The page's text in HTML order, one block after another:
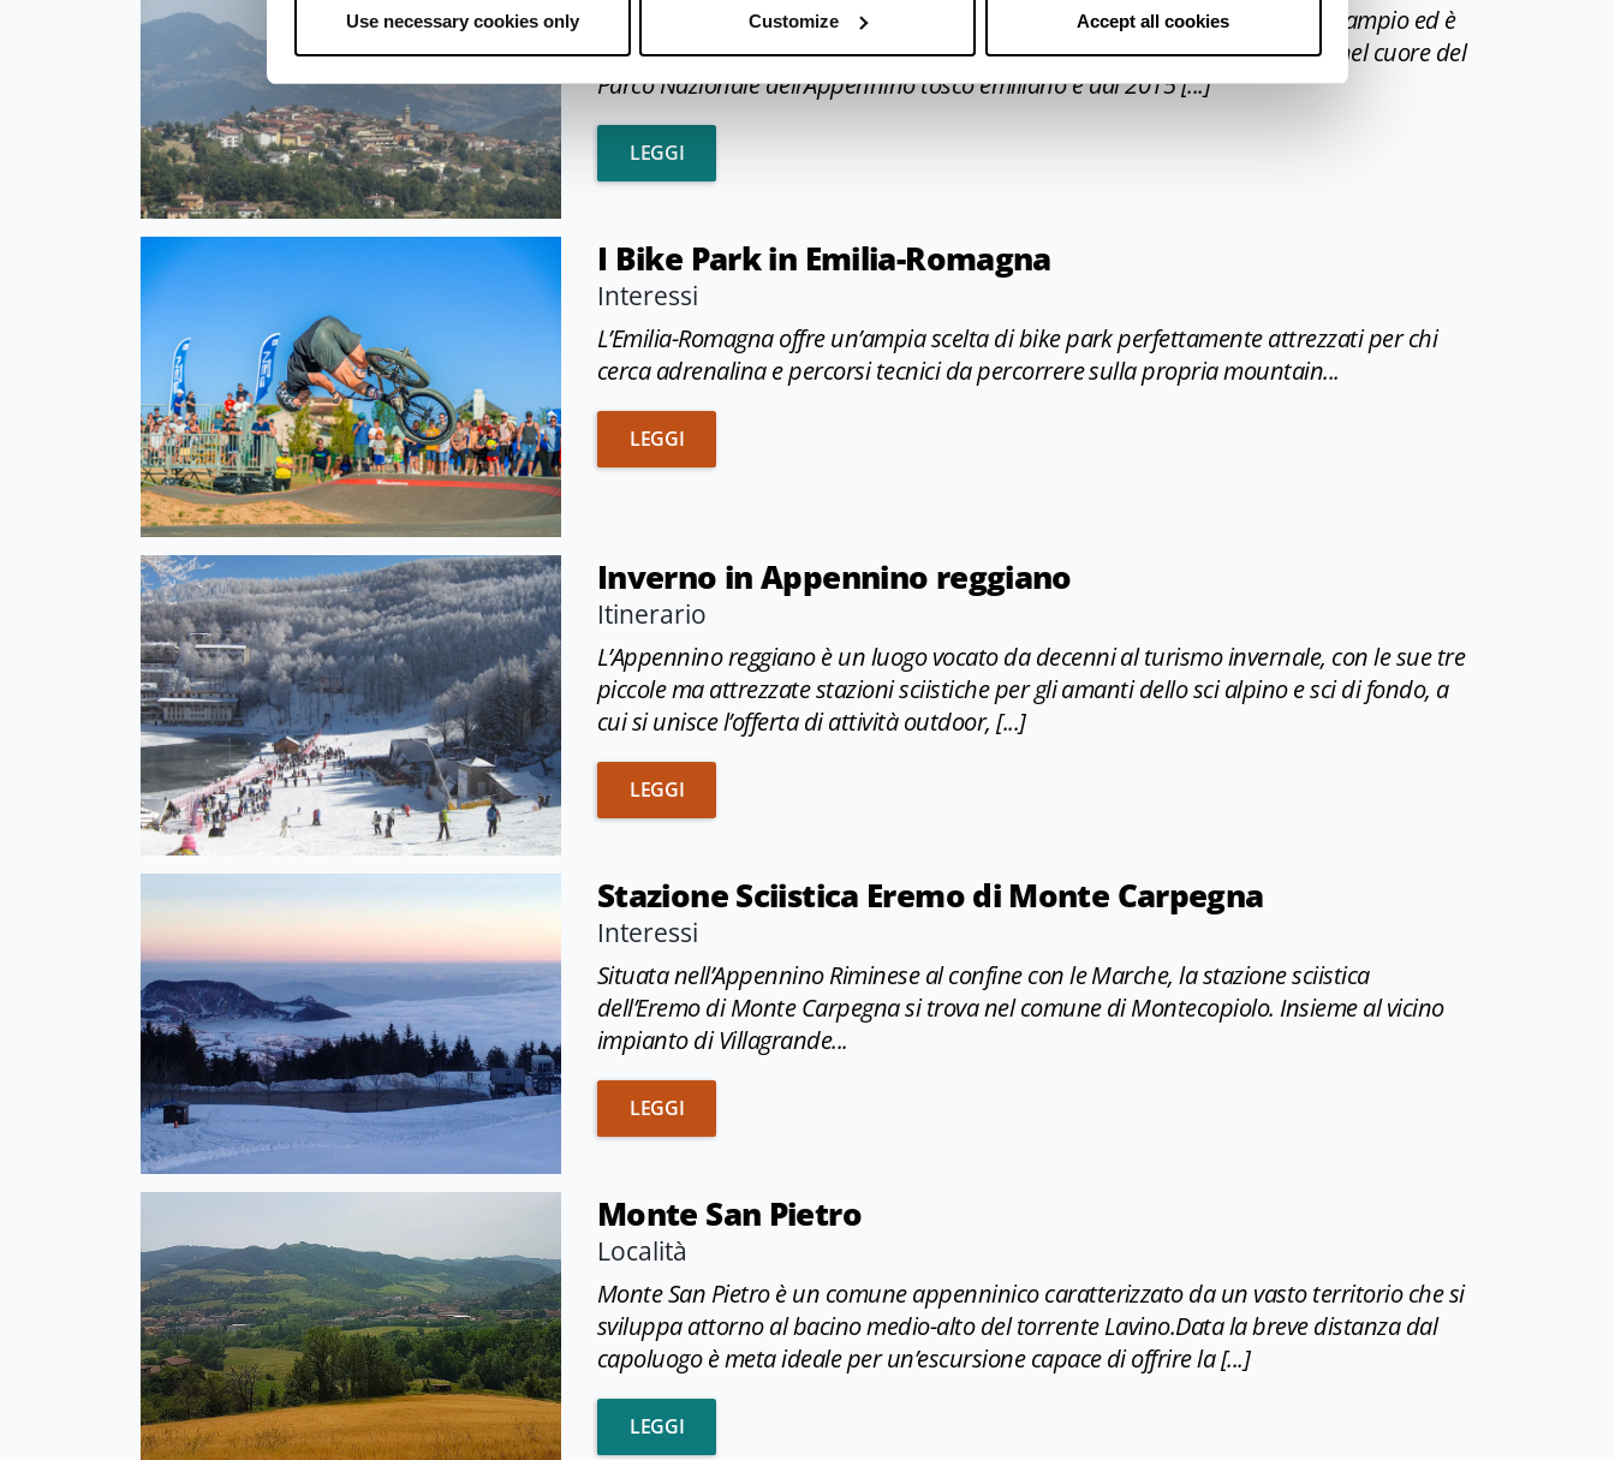
Use necessary cookies only Customize Accept all cookies
Il territorio comunale di Villa Minozzo, in alto Appennino reggiano, è molto ampio ed è
compreso entro il crinale del monte Cusna e le valli del Dolo e del Secchia, nel cuore del
Parco Nazionale dell’Appennino tosco emiliano e dal 2015 [...]
LEGGIVILLA MINOZZO
I Bike Park in Emilia-Romagna
Interessi
L’Emilia-Romagna offre un’ampia scelta di bike park perfettamente attrezzati per chi
cerca adrenalina e percorsi tecnici da percorrere sulla propria mountain...
LEGGII BIKE PARK IN EMILIA-ROMAGNA
Inverno in Appennino reggiano
Itinerario
L’Appennino reggiano è un luogo vocato da decenni al turismo invernale, con le sue tre
piccole ma attrezzate stazioni sciistiche per gli amanti dello sci alpino e sci di fondo, a
cui si unisce l’offerta di attività outdoor, [...]
LEGGIINVERNO IN APPENNINO REGGIANO
Stazione Sciistica Eremo di Monte Carpegna
Interessi
Situata nell’Appennino Riminese al confine con le Marche, la stazione sciistica
dell’Eremo di Monte Carpegna si trova nel comune di Montecopiolo. Insieme al vicino
impianto di Villagrande...
LEGGISTAZIONE SCIISTICA EREMO DI MONTE CARPEGNA
Monte San Pietro
Località
Monte San Pietro è un comune appenninico caratterizzato da un vasto territorio che si
sviluppa attorno al bacino medio-alto del torrente Lavino.Data la breve distanza dal
capoluogo è meta ideale per un’escursione capace di offrire la [...]
LEGGIMONTE SAN PIETRO